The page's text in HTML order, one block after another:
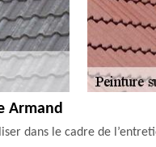
Armand
dans le cadre de